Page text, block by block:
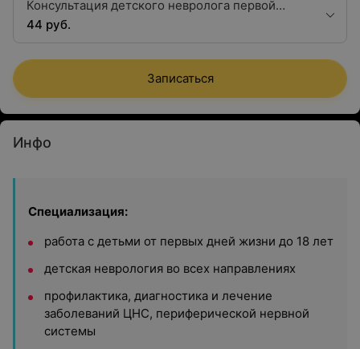
Консультация детского невролога первой
квалификационной категории
44 руб.
Записаться
Инфо
Специализация:
работа с детьми от первых дней жизни до 18 лет
детская неврология во всех направлениях
профилактика, диагностика и лечение
заболеваний ЦНС, периферической нервной
системы